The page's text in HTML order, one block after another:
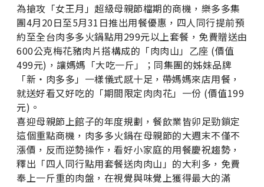
為搶攻「女王月」超級母親節檔期的商機，樂多多集
團4月20日至5月31日推出用餐優惠，四人同行提前預
約至全台肉多多火鍋點用299元以上套餐，免費贈送由
600公克梅花豬肉片搭構成的「肉肉山」乙座 (價值
499元)，讓媽媽「大吃一斤」；同集團的姊妹品牌
「新・肉多多」一樣儀式感十足，帶媽媽來店用餐，
就送好看又好吃的「期間限定肉肉花」一份 (價值199
元)。
喜迎母親節上館子的年度規劃，餐飲業皆卯足勁鎖定
這個重點商機，肉多多火鍋在母親節的大週末不僅不
漲價，反而逆勢操作，看好小家庭的用餐慶祝趨勢，
釋出「四人同行點用套餐送肉肉山」的大利多，免費
奉上一斤重的肉盤，在視覺與味覺上獲得最大的滿